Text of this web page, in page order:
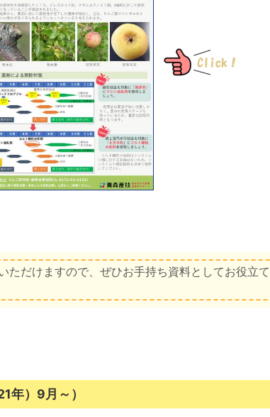
だけますので、ぜひお手持ち資料としてお役立
年）9月～）